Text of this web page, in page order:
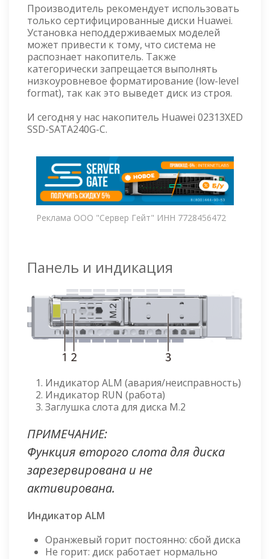
Производитель рекомендует использовать
только сертифицированные диски Huawei.
Установка неподдерживаемых моделей
может привести к тому, что система не
распознает накопитель. Также
категорически запрещается выполнять
низкоуровневое форматирование (low-level
format), так как это выведет диск из строя.
И сегодня у нас накопитель Huawei 02313XED
SSD-SATA240G-C.
Реклама ООО "Сервер Гейт" ИНН 7728456472
Панель и индикация
Индикатор ALM (авария/неисправность)
Индикатор RUN (работа)
Заглушка слота для диска M.2
ПРИМЕЧАНИЕ:
Функция второго слота для диска
зарезервирована и не
активирована.
Индикатор ALM
Оранжевый горит постоянно: сбой диска
Не горит: диск работает нормально